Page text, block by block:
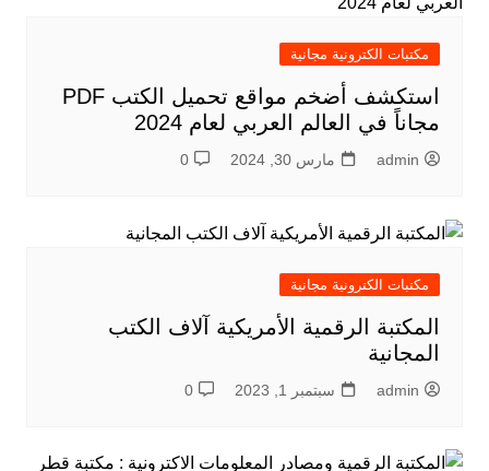
مكتبات الكترونية مجانية
استكشف أضخم مواقع تحميل الكتب PDF
مجاناً في العالم العربي لعام 2024
admin مارس 30, 2024 0
مكتبات الكترونية مجانية
المكتبة الرقمية الأمريكية آلاف الكتب
المجانية
admin سبتمبر 1, 2023 0